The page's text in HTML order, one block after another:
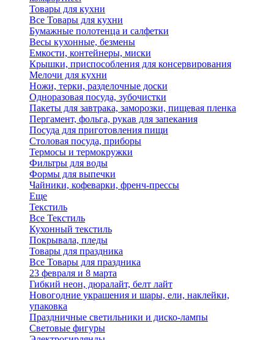
Товары для кухни
Все Товары для кухни
Бумажные полотенца и салфетки
Весы кухонные, безмены
Емкости, контейнеры, миски
Крышки, приспособления для консервирования
Мелочи для кухни
Ножи, терки, разделочные доски
Одноразовая посуда, зубочистки
Пакеты для завтрака, заморозки, пищевая пленка
Пергамент, фольга, рукав для запекания
Посуда для приготовления пищи
Столовая посуда, приборы
Термосы и термокружки
Фильтры для воды
Формы для выпечки
Чайники, кофеварки, френч-прессы
Еще
Текстиль
Все Текстиль
Кухонный текстиль
Покрывала, пледы
Товары для праздника
Все Товары для праздника
23 февраля и 8 марта
Гибкий неон, дюралайт, белт лайт
Новогодние украшения и шары, ели, наклейки,
упаковка
Праздничные светильники и диско-лампы
Световые фигуры